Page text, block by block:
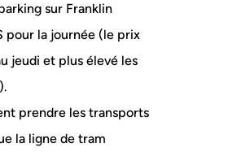
sur Franklin
pour la journée (le prix
jeudi et plus élevé les
prendre les transports
la ligne de tram